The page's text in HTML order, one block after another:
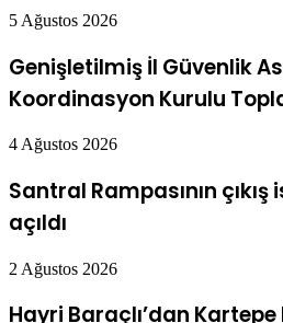
5 Ağustos 2026
Genişletilmiş İl Güvenlik
Koordinasyon Kurulu
4 Ağustos 2026
Santral Rampasının
açıldı
2 Ağustos 2026
Hayri Baraçlı’dan Kartepe